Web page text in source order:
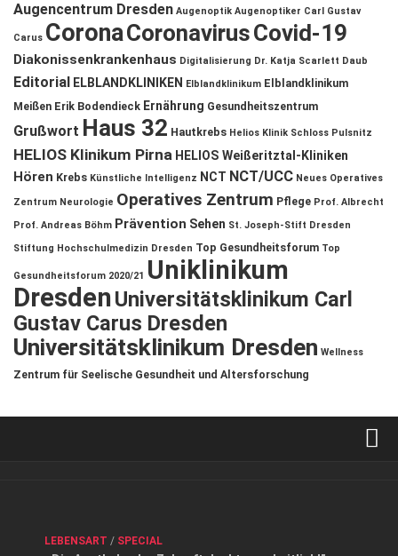
Augencentrum Dresden Augenoptik Augenoptiker Carl Gustav
Carus CoronaCoronavirusCovid-19
Diakonissenkrankenhaus Digitalisierung Dr. Katja Scarlett Daub
Editorial ELBLANDKLINIKEN Elblandklinikum Elblandklinikum
Meißen Erik Bodendieck Ernährung Gesundheitszentrum
Grußwort Haus 32 Hautkrebs Helios Klinik Schloss Pulsnitz
HELIOS Klinikum Pirna HELIOS Weißeritztal-Kliniken
Hören Krebs Künstliche Intelligenz NCT NCT/UCC Neues Operatives
Zentrum Neurologie Operatives Zentrum Pflege Prof. Albrecht
Prof. Andreas Böhm Prävention Sehen St. Joseph-Stift Dresden
Stiftung Hochschulmedizin Dresden Top Gesundheitsforum Top
Gesundheitsforum 2020/21 Uniklinikum
DresdenUniversitätsklinikum Carl
Gustav Carus Dresden
Universitätsklinikum Dresden Wellness
Zentrum für Seelische Gesundheit und Altersforschung
Datenschutzerklärung
LEBENSART / SPECIAL